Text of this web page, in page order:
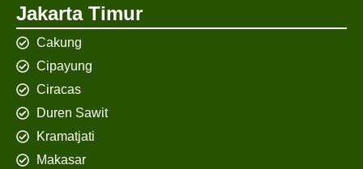
Jakarta Timur
Cakung
Cipayung
Ciracas
Duren Sawit
Kramatjati
Makasar